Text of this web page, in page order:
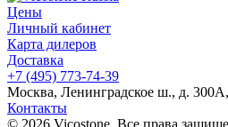
Цены
Личный кабинет
Карта дилеров
Доставка
+7 (495) 773-74-39
Москва, Ленинградское ш., д. 300А,
Контакты
© 2026 Vicostone. Все права